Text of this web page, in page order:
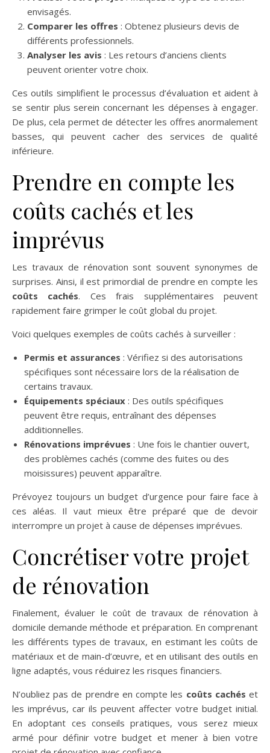
envisagés.
Comparer les offres : Obtenez plusieurs devis de
différents professionnels.
Analyser les avis : Les retours d’anciens clients
peuvent orienter votre choix.
Ces outils simplifient le processus d’évaluation et aident à
se sentir plus serein concernant les dépenses à engager.
De plus, cela permet de détecter les offres anormalement
basses, qui peuvent cacher des services de qualité
inférieure.
Prendre en compte les
coûts cachés et les
imprévus
Les travaux de rénovation sont souvent synonymes de
surprises. Ainsi, il est primordial de prendre en compte les
coûts cachés. Ces frais supplémentaires peuvent
rapidement faire grimper le coût global du projet.
Voici quelques exemples de coûts cachés à surveiller :
Permis et assurances : Vérifiez si des autorisations
spécifiques sont nécessaire lors de la réalisation de
certains travaux.
Équipements spéciaux : Des outils spécifiques
peuvent être requis, entraînant des dépenses
additionnelles.
Rénovations imprévues : Une fois le chantier ouvert,
des problèmes cachés (comme des fuites ou des
moisissures) peuvent apparaître.
Prévoyez toujours un budget d’urgence pour faire face à
ces aléas. Il vaut mieux être préparé que de devoir
interrompre un projet à cause de dépenses imprévues.
Concrétiser votre projet
de rénovation
Finalement, évaluer le coût de travaux de rénovation à
domicile demande méthode et préparation. En comprenant
les différents types de travaux, en estimant les coûts de
matériaux et de main-d’œuvre, et en utilisant des outils en
ligne adaptés, vous réduirez les risques financiers.
N’oubliez pas de prendre en compte les coûts cachés et
les imprévus, car ils peuvent affecter votre budget initial.
En adoptant ces conseils pratiques, vous serez mieux
armé pour définir votre budget et mener à bien votre